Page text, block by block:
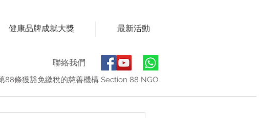
健康品牌成就大獎 最新活動
聯絡我們
88條獲豁免繳稅的慈善機構 Section 88 NGO